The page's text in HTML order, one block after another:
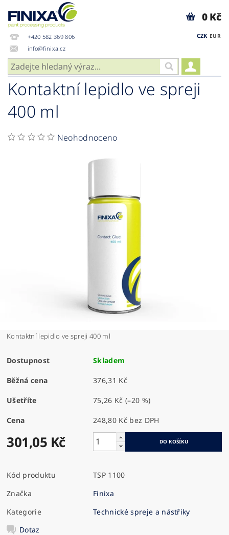
+420 582 369 806
info@finixa.cz
CZK EUR
0 Kč
Kontaktní lepidlo ve spreji
400 ml
Neohodnoceno
Kontaktní lepidlo ve spreji 400 ml
Dostupnost Skladem
Běžná cena 376,31 Kč
Ušetříte 75,26 Kč (–20 %)
Cena 248,80 Kč bez DPH
301,05 Kč
Kód produktu
TSP 1100
Značka
Finixa
Kategorie
Technické spreje a nástřiky
Dotaz